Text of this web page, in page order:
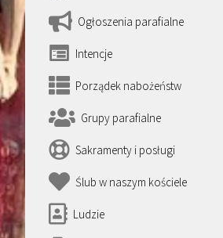
Ogłoszenia parafialne
Intencje
Porządek nabożeństw
Grupy parafialne
Sakramenty i posługi
Ślub w naszym kościele
Ludzie